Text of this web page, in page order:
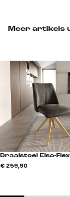
Meer artikels
Draaistoel Elso-Flex
€ 259,90